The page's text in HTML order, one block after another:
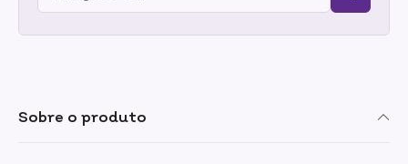
Sobre o produto